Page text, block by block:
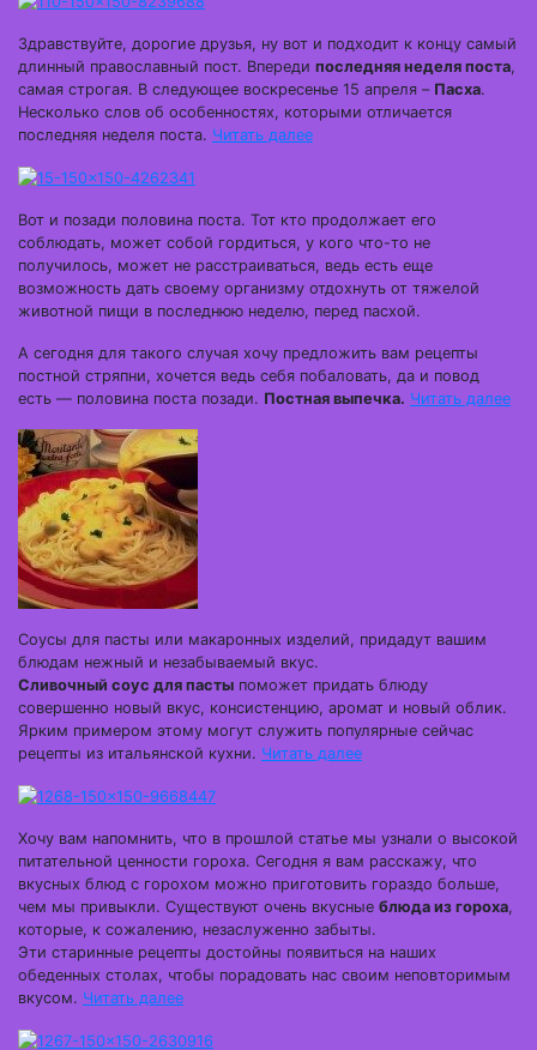
Здравствуйте, дорогие друзья, ну вот и подходит к концу самый
длинный православный пост. Впереди последняя неделя поста,
самая строгая. В следующее воскресенье 15 апреля – Пасха.
Несколько слов об особенностях, которыми отличается
последняя неделя поста. Читать далее
Вот и позади половина поста. Тот кто продолжает его
соблюдать, может собой гордиться, у кого что-то не
получилось, может не расстраиваться, ведь есть еще
возможность дать своему организму отдохнуть от тяжелой
животной пищи в последнюю неделю, перед пасхой.
А сегодня для такого случая хочу предложить вам рецепты
постной стряпни, хочется ведь себя побаловать, да и повод
есть — половина поста позади. Постная выпечка. Читать далее
Соусы для пасты или макаронных изделий, придадут вашим
блюдам нежный и незабываемый вкус.
Сливочный соус для пасты поможет придать блюду
совершенно новый вкус, консистенцию, аромат и новый облик.
Ярким примером этому могут служить популярные сейчас
рецепты из итальянской кухни. Читать далее
Хочу вам напомнить, что в прошлой статье мы узнали о высокой
питательной ценности гороха. Сегодня я вам расскажу, что
вкусных блюд с горохом можно приготовить гораздо больше,
чем мы привыкли. Существуют очень вкусные блюда из гороха,
которые, к сожалению, незаслуженно забыты.
Эти старинные рецепты достойны появиться на наших
обеденных столах, чтобы порадовать нас своим неповторимым
вкусом. Читать далее